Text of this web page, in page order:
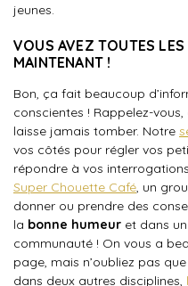
jeunes.
VOUS AVEZ TOUTES LES
MAINTENANT !
Bon, ça fait beaucoup
conscientes ! Rappelez-
laisse jamais tomber. Notre
vos côtés pour régler vos
répondre à vos
Super Chouette Café, un
donner ou prendre des
la bonne humeur et dans un
communauté ! On vous a
page, mais n’oubliez pas
dans deux autres disciplines,